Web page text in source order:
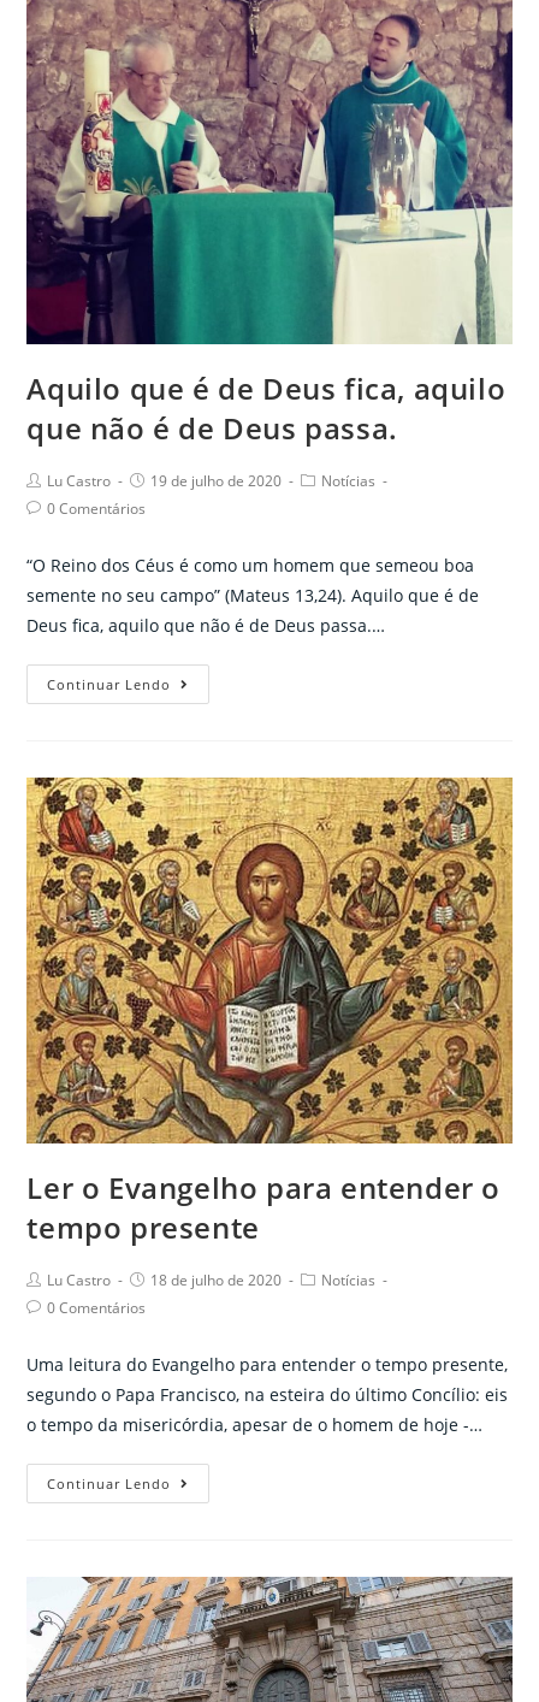
Jackson
Frota,
sss
Aquilo que é de Deus fica, aquilo
que não é de Deus passa.
Post
author:
Lu Castro
Post
published:
19 de julho de 2020
PostNotícias
Post0 Comentários
“O Reino dos Céus é como um homem que semeou boa
semente no seu campo” (Mateus 13,24). Aquilo que é de
Deus fica, aquilo que não é de Deus passa.…
Continuar Lendo
que
Deus
fica,
aquilo
que
não
é
de
Deus
passa.
Ler o Evangelho para entender o
tempo presente
Post
author:
Lu Castro
Post
published:
18 de julho de 2020
PostNotícias
Post0 Comentários
Uma leitura do Evangelho para entender o tempo presente,
segundo o Papa Francisco, na esteira do último Concílio: eis
o tempo da misericórdia, apesar de o homem de hoje -…
Continuar Lendo
o
entender
o
tempo
presente